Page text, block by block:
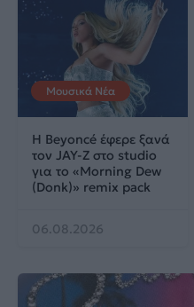
Μουσικά Νέα
Η Beyoncé έφερε ξανά
τον JAY-Z στο studio
για το «Morning Dew
(Donk)» remix pack
06.08.2026